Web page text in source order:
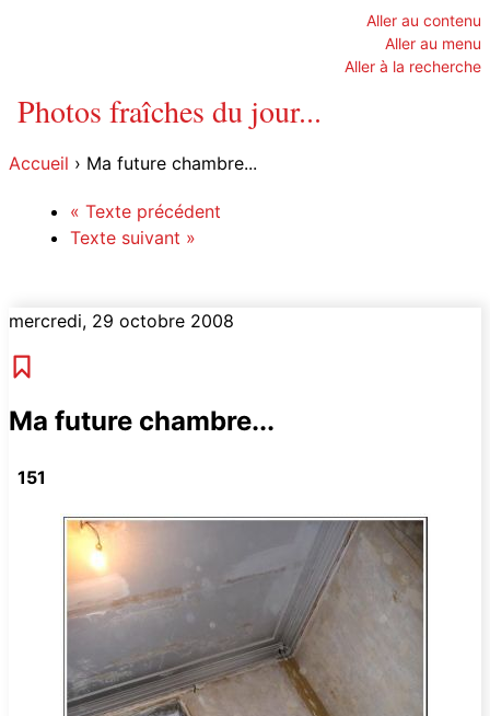
Aller au contenu
Aller au menu
Aller à la recherche
Photos fraîches du jour...
Accueil › Ma future chambre...
« Texte précédent
Texte suivant »
mercredi, 29 octobre 2008
Ma future chambre...
151